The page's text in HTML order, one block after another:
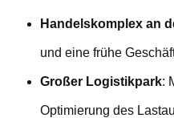
Handelskomplex an
und eine frühe
Großer Logistikpark:
Optimierung des